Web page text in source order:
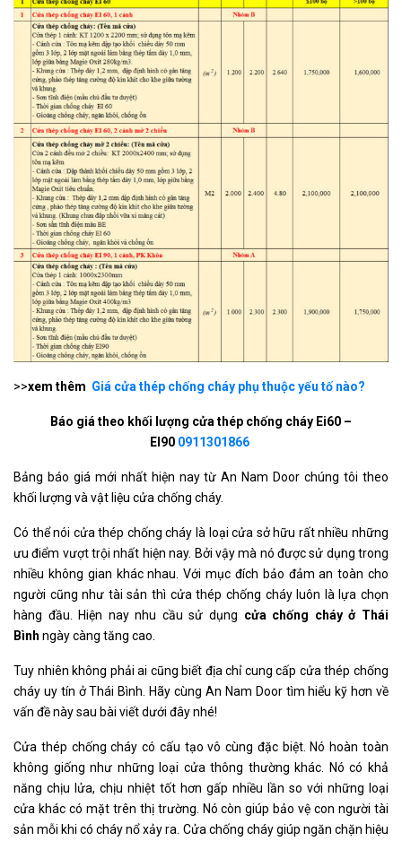
>>xem thêm Giá cửa thép chống cháy phụ thuộc yếu tố nào?
Báo giá theo khối lượng cửa thép chống cháy Ei60 –
EI90 0911301866
Bảng báo giá mới nhất hiện nay từ An Nam Door chúng tôi theo
khối lượng và vật liệu cửa chống cháy.
Có thể nói cửa thép chống cháy là loại cửa sở hữu rất nhiều những
ưu điểm vượt trội nhất hiện nay. Bởi vậy mà nó được sử dụng trong
nhiều không gian khác nhau. Với mục đích bảo đảm an toàn cho
người cũng như tài sản thì cửa thép chống cháy luôn là lựa chọn
hàng đầu. Hiện nay nhu cầu sử dụng cửa chống cháy ở Thái
Bình ngày càng tăng cao.
Tuy nhiên không phải ai cũng biết địa chỉ cung cấp cửa thép chống
cháy uy tín ở Thái Bình. Hãy cùng An Nam Door tìm hiểu kỹ hơn về
vấn đề này sau bài viết dưới đây nhé!
Cửa thép chống cháy có cấu tạo vô cùng đặc biệt. Nó hoàn toàn
không giống như những loại cửa thông thường khác. Nó có khả
năng chịu lửa, chịu nhiệt tốt hơn gấp nhiều lần so với những loại
cửa khác có mặt trên thị trường. Nó còn giúp bảo vệ con người tài
sản mỗi khi có cháy nổ xảy ra. Cửa chống cháy giúp ngăn chặn hiệu